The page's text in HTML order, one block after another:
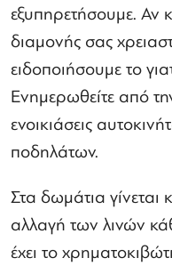
εξυπηρετήσουμε. Αν
διαμονής σας
ειδοποιήσουμε το
Ενημερωθείτε από
ενοικιάσεις
ποδηλάτων.
Στα δωμάτια γίνεται
αλλαγή των λινών
έχει το